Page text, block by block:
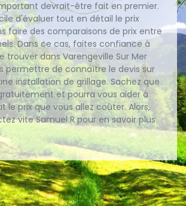
devrait-être fait en premier.
d'évaluer tout en détail le prix
faire des comparaisons de prix entre
Dans ce cas, faites confiance à
trouver dans Varengeville Sur Mer
permettre de connaître le devis sur
installation de grillage. Sachez que
et pourra vous aider à
le prix que vous allez coûter. Alors,
vite Samuel R pour en savoir plus